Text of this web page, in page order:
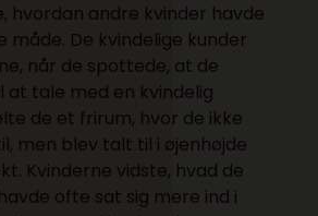
hvordan andre kvinder havde
måde. De kvindelige kunder
når de spottede, at de
at tale med en kvindelig
de et frirum, hvor de ikke
men blev talt til i øjenhøjde
Kvinderne vidste, hvad de
ofte sat sig mere ind i